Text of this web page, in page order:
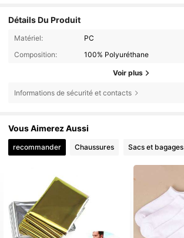
Détails Du Produit
Matériel:
PC
Composition:
100% Polyuréthane
Voir plus
Informations de sécurité et contacts
Vous Aimerez Aussi
recommander Chaussures Sacs et bagages